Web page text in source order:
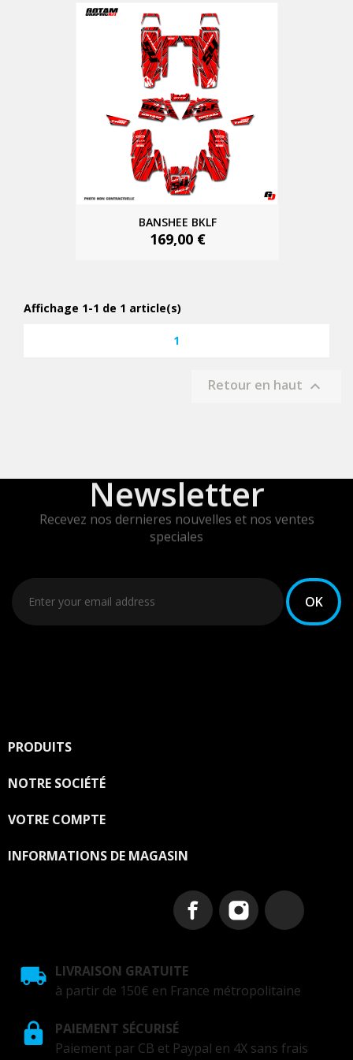
BANSHEE BKLF
169,00 €
Affichage 1-1 de 1 article(s)
1
Retour en haut 
Newsletter
Recevez nos dernieres nouvelles et nos ventes
speciales
PRODUITS
NOTRE SOCIÉTÉ
VOTRE COMPTE
INFORMATIONS DE MAGASIN
LIVRAISON GRATUITE
à partir de 150€ en France métropolitaine
PAIEMENT SÉCURISÉ
Paiement par CB et Paypal en 4X sans frais